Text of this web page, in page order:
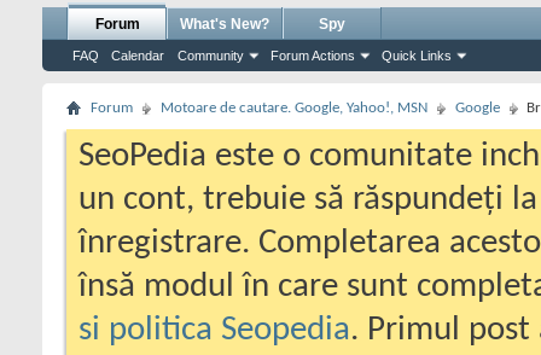
Forum
FAQ Calendar Community Forum Actions Quick Links
What's New? Spy
Forum Motoare de cautare. Google, Yahoo!, MSN Google
SeoPedia este o comunitate
un cont, trebuie să răspundeți
înregistrare. Completarea
însă modul în care sunt
si politica Seopedia. Primul